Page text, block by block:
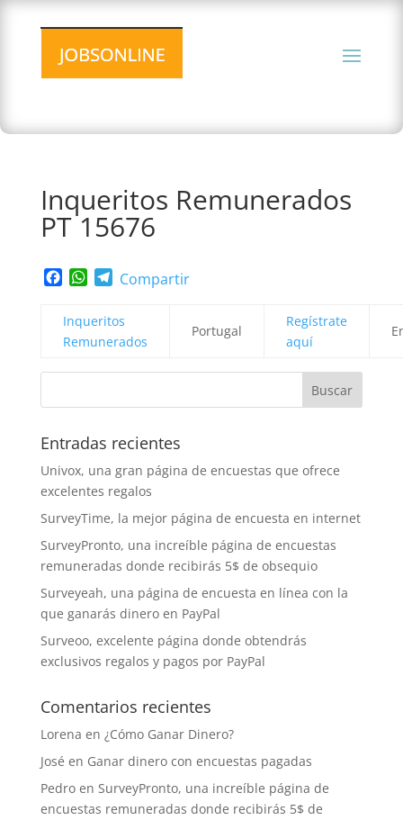
Inqueritos Remunerados
PT 15676
Facebook
WhatsApp
Telegram
Compartir
Inqueritos
Remunerados
Portugal
Regístrate
aquí
Entradas recientes
Univox, una gran página de encuestas que ofrece
excelentes regalos
SurveyTime, la mejor página de encuesta en internet
SurveyPronto, una increíble página de encuestas
remuneradas donde recibirás 5$ de obsequio
Surveyeah, una página de encuesta en línea con la
que ganarás dinero en PayPal
Surveoo, excelente página donde obtendrás
exclusivos regalos y pagos por PayPal
Comentarios recientes
Lorena en ¿Cómo Ganar Dinero?
José en Ganar dinero con encuestas pagadas
Pedroen SurveyPronto, una increíble página de
encuestas remuneradas donde recibirás 5$ de